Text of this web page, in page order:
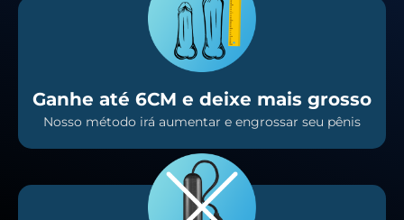
Ganhe até 6CM e deixe mais grosso
Nosso método irá aumentar e engrossar seu pênis